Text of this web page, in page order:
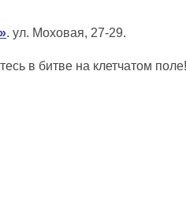
. ул. Моховая, 27-29.
в битве на клетчатом